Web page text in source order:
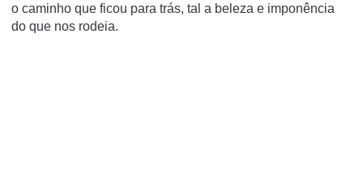
o caminho que ficou para trás, tal a beleza e imponência
do que nos rodeia.